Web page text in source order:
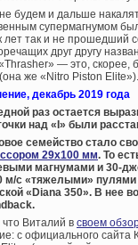
будем и дальше
супермагнумом
лет так и не прошедший
друг другу
— это,
же «Nitro Piston
декабрь 2019 года
раз остается
над «I» были
семейство стало
29х100 мм. То
магнумами и 30-
м/с «тяжелыми» пулями
«Diana 350». В нее
что Виталий в своем
с официального сайта